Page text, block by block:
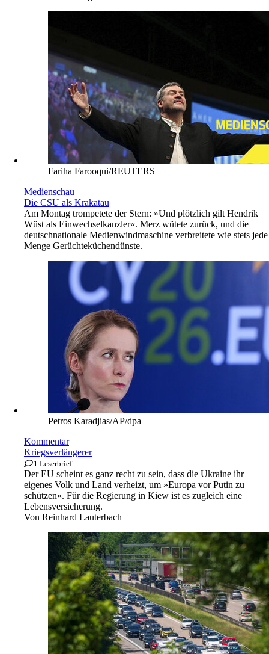
Fariha Farooqui/REUTERS
Medienschau
Die CSU als Krakatau
Am Montag trompetete der Stern: »Und plötzlich gilt Hendrik
Wüst als Einwechselkanzler«. Merz wütete zurück, und die
deutschnationale Medienwindmaschine verbreitete wie stets jede
Menge Gerüchteküchendünste.
Petros Karadjias/AP/dpa
Kommentar
Kriegsverlängerer
1 Leserbrief
Der EU scheint es ganz recht zu sein, dass die Ukraine ihr
eigenes Volk und Land verheizt, um »Europa vor Putin zu
schützen«. Für die Regierung in Kiew ist es zugleich eine
Lebensversicherung.
Von Reinhard Lauterbach